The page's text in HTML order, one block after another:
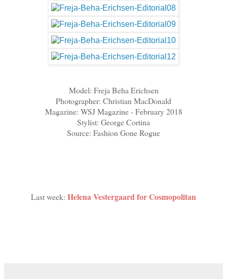
Model: Freja Beha Erichsen
Photographer: Christian MacDonald
Magazine: WSJ Magazine - February 2018
Stylist: George Cortina
Source: Fashion Gone Rogue
Last week: Helena Vestergaard for Cosmopolitan